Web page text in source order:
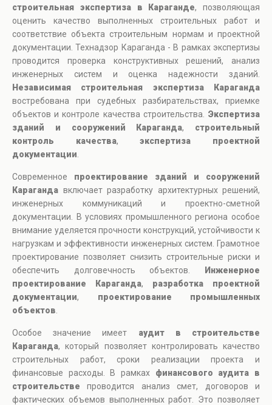
строительная экспертиза в Караганде, позволяющая
оценить качество выполненных строительных работ и
соответствие объекта строительным нормам и проектной
документации. Технадзор Караганда - В рамках экспертизы
проводится проверка конструктивных решений, анализ
инженерных систем и оценка надежности зданий.
Независимая строительная экспертиза Караганда
востребована при судебных разбирательствах, приемке
объектов и контроле качества строительства. Экспертиза
зданий и сооружений Караганда, строительный
контроль качества,экспертиза проектной
документации
Современное проектирование зданий и сооружений
Караганда включает разработку архитектурных решений,
инженерных коммуникаций и проектно-сметной
документации. В условиях промышленного региона особое
внимание уделяется прочности конструкций, устойчивости к
нагрузкам и эффективности инженерных систем. Грамотное
проектирование позволяет снизить строительные риски и
обеспечить долговечность объектов.
Инженерное
проектирование Караганда, разработка проектной
документации, проектирование промышленных
объектов
Особое значение имеет аудит в строительстве
Караганда, который позволяет контролировать качество
строительных работ, сроки реализации проекта и
финансовые расходы. В рамках финансового аудита в
строительстве проводится анализ смет, договоров и
фактических объемов выполненных работ. Это позволяет